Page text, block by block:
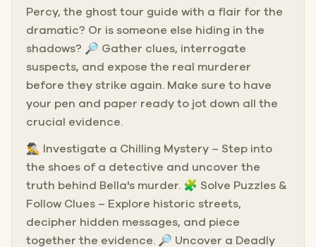
Percy, the ghost tour guide with a flair for the
dramatic? Or is someone else hiding in the
shadows? 🔎 Gather clues, interrogate
suspects, and expose the real murderer
before they strike again. Make sure to have
your pen and paper ready to jot down all the
crucial evidence.
🕵️‍♂️ Investigate a Chilling Mystery – Step into
the shoes of a detective and uncover the
truth behind Bella's murder. 🧩 Solve Puzzles &
Follow Clues – Explore historic streets,
decipher hidden messages, and piece
together the evidence. 🔎 Uncover a Deadly